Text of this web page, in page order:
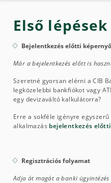
Első lépések
Bejelentkezés előtti képernyő
Már a bejelentkezés előtt is
Szeretné gyorsan elérni a CIB
legközelebbi bankfiókot vagy
egy devizaváltó kalkulátorra?
Erre a sokféle igényre
alkalmazás bejelentkezés
Regisztrációs folyamat
Adja át magát a banki ügyintézés